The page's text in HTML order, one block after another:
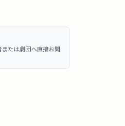
たは劇団へ直接お問